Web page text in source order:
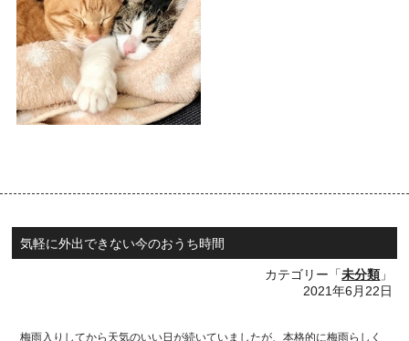
気軽に外出できない今のおうち時間
カテゴリー「未分類 」
2021年6月22日
梅雨入りしてから天気のいい日が続いていましたが、本格的に梅雨らしく